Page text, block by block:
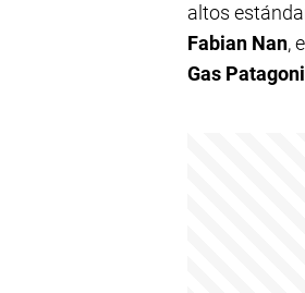
altos
Fabian Nan,
Gas